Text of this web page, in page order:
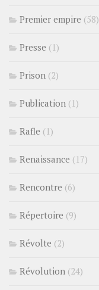
Premier empire (58)
Presse (1)
Prison (2)
Publication (1)
Rafle (1)
Renaissance (17)
Rencontre (6)
Répertoire (9)
Révolte (2)
Révolution (24)